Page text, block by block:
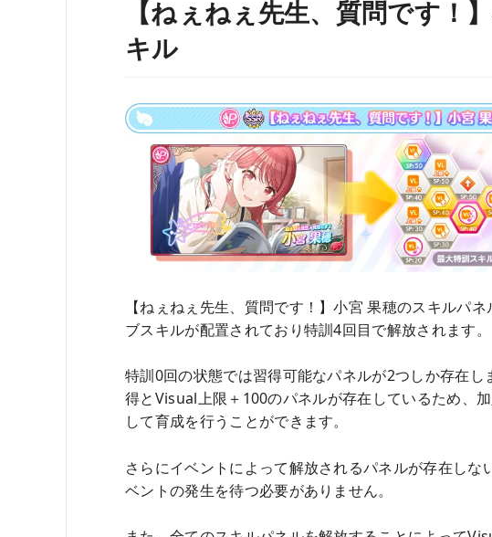
【ねぇねぇ先生、質問です！
キル
【ねぇねぇ先生、質問です！】小宮 果穂のスキルパ
ブスキルが配置されており特訓4回目で解放されます。
特訓0回の状態では習得可能なパネルが2つしか存在
得とVisual上限＋100のパネルが存在しているため、
して育成を行うことができます。
さらにイベントによって解放されるパネルが存在しな
ベントの発生を待つ必要がありません。